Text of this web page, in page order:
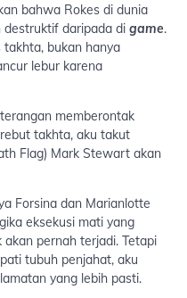
bahwa Rokes di dunia
destruktif daripada di game.
takhta, bukan hanya
lebur karena
memberontak
takhta, aku takut
Flag) Mark Stewart akan
Forsina dan Marianlotte
eksekusi mati yang
pernah terjadi. Tetapi
tubuh penjahat, aku
yang lebih pasti.